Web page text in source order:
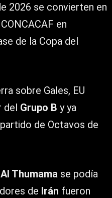
2026 se convierten en
en
de la Copa del
sobre Gales, EU
del Grupo B y ya
de Octavos de
Thumama se podía
de Irán fueron